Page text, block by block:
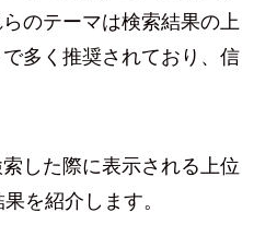
のテーマは検索結果の上
多く推奨されており、信
した際に表示される上位
を紹介します。